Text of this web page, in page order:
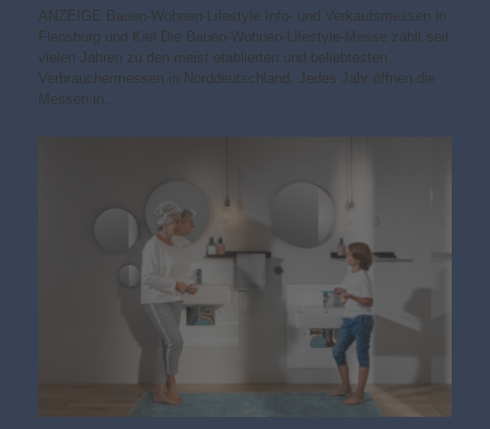
ANZEIGE Bauen-Wohnen-Lifestyle Info- und Verkaufsmessen in
Flensburg und Kiel Die Bauen-Wohnen-Lifestyle-Messe zählt seit
vielen Jahren zu den meist etablierten und beliebtesten
Verbrauchermessen in Norddeutschland. Jedes Jahr öffnen die
Messen in…